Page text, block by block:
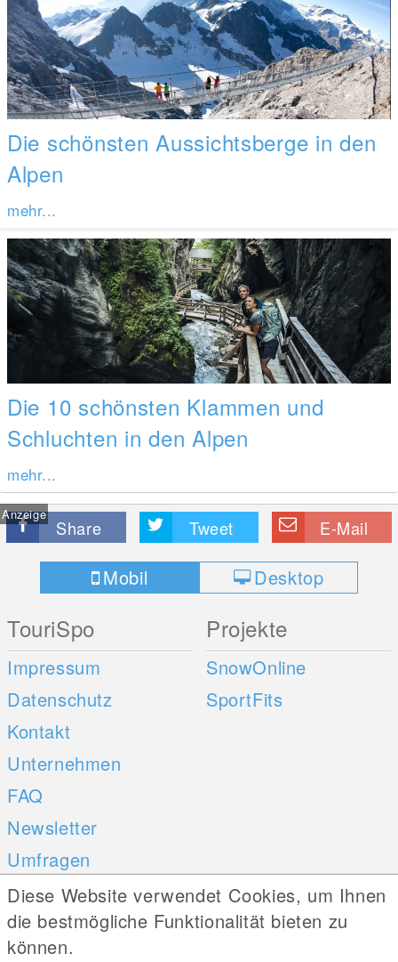
Die schönsten Aussichtsberge in den
Alpen
mehr...
Die 10 schönsten Klammen und
Schluchten in den Alpen
mehr...
Anzeige
Share Tweet E-Mail
Mobil Desktop
TouriSpo
Impressum
Datenschutz
Kontakt
Unternehmen
FAQ
Newsletter
Umfragen
Projekte
SnowOnline
SportFits
Mobile Apps
iOS
Social Web
Diese Website verwendet Cookies, um Ihnen
die bestmögliche Funktionalität bieten zu
können.